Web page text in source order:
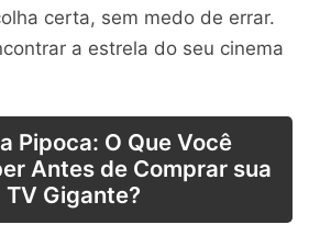
certa, sem medo de errar.
a estrela do seu cinema
Pipoca: O Que Você
Antes de Comprar sua
TV Gigante?